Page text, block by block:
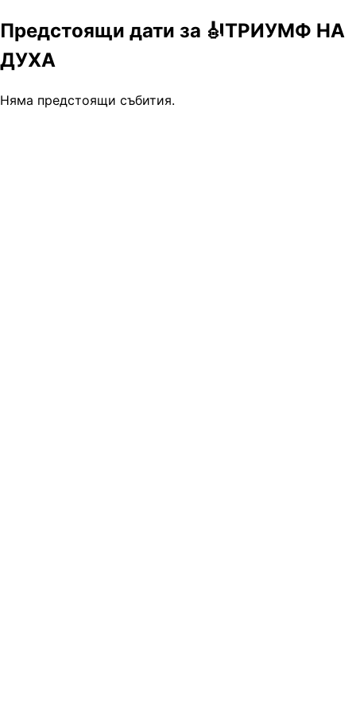
Предстоящи дати за 🎻ТРИУМФ НА
ДУХА
Няма предстоящи събития.